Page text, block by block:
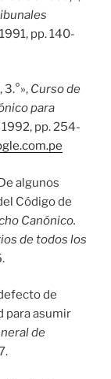
pp. 140-
Curso de
para
1992, pp. 254-
algunos
Código de
Canónico.
de todos los
de
para asumir
de